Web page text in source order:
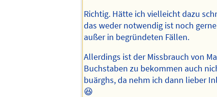
Richtig. Hätte ich vielleicht dazu
das weder notwendig ist noch
außer in begründeten Fällen.
Allerdings ist der Missbrauch von
Buchstaben zu bekommen auch
buärghs, da nehm ich dann lieber
😆